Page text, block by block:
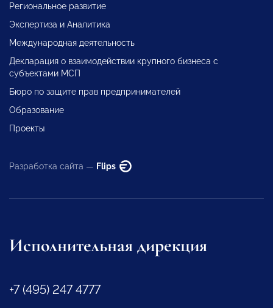
Региональное развитие
Экспертиза и Аналитика
Международная деятельность
Декларация о взаимодействии крупного бизнеса с
субъектами МСП
Бюро по защите прав предпринимателей
Образование
Проекты
Разработка сайта — Flips
Исполнительная дирекция
+7 (495) 247 4777